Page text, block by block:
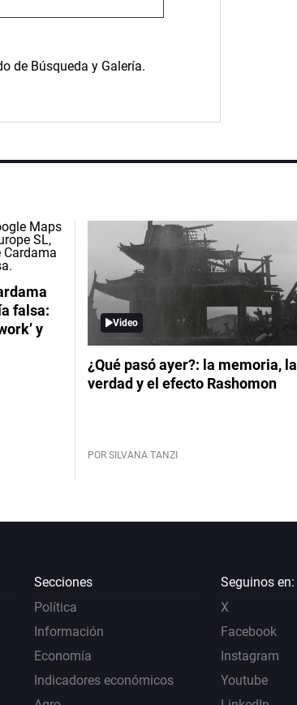
de Búsqueda y Galería.
falsa:
y
Video
¿Qué pasó ayer?: la memoria, la
verdad y el efecto Rashomon
POR SILVANA TANZI
Secciones
Política
Información
Economía
Indicadores económicos
Seguinos en:
X
Facebook
Instagram
Youtube